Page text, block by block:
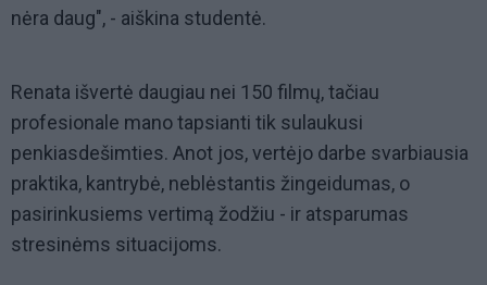
nėra daug", - aiškina studentė.
Renata išvertė daugiau nei 150 filmų, tačiau
profesionale mano tapsianti tik sulaukusi
penkiasdešimties. Anot jos, vertėjo darbe svarbiausia
praktika, kantrybė, neblėstantis žingeidumas, o
pasirinkusiems vertimą žodžiu - ir atsparumas
stresinėms situacijoms.